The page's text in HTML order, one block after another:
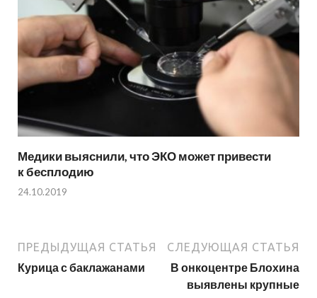
Медики выяснили, что ЭКО может привести
к бесплодию
24.10.2019
ПРЕДЫДУЩАЯ СТАТЬЯ
Курица с баклажанами
СЛЕДУЮЩАЯ СТАТЬЯ
В онкоцентре Блохина
выявлены крупные